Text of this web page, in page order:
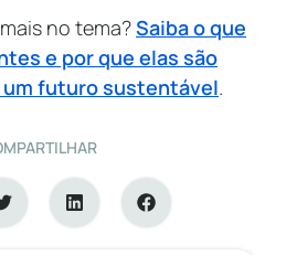
no tema?Saiba o que
e por que elas são
futuro sustentável.